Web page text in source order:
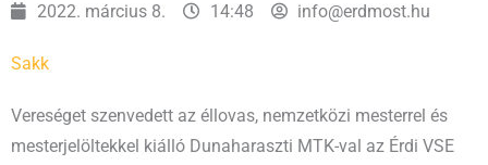
2022. március 8. 14:48 info@erdmost.hu
Sakk
Vereséget szenvedett az éllovas, nemzetközi mesterrel és
mesterjelöltekkel kiálló Dunaharaszti MTK-val az Érdi VSE